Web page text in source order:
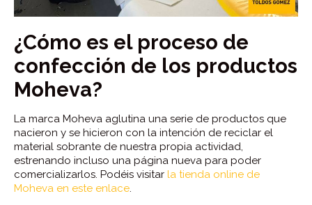
¿Cómo es el proceso de
confección de los productos
Moheva?
La marca Moheva aglutina una serie de productos que
nacieron y se hicieron con la intención de reciclar el
material sobrante de nuestra propia actividad,
estrenando incluso una página nueva para poder
comercializarlos. Podéis visitar la tienda online de
Moheva en este enlace